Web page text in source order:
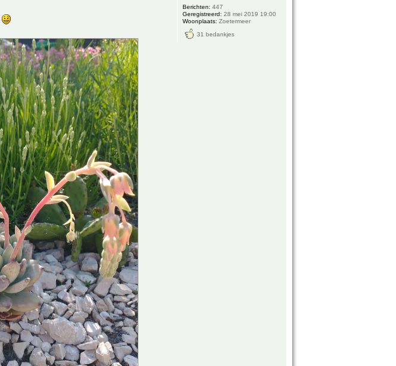
Berichten: 447
Geregistreerd: 28 mei 2019 19:00
Woonplaats: Zoetermeer
31 bedankjes